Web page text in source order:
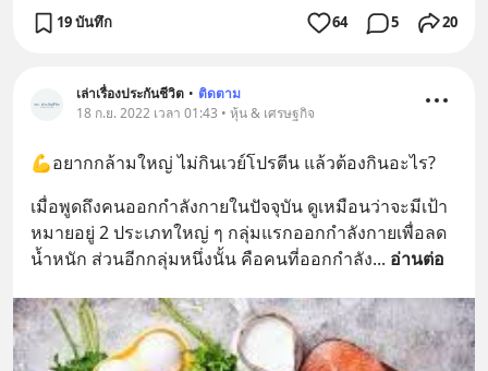
19 บันทึก 64 5 20
เล่าเรื่องประกันชีวิต • ติดตาม
18 ก.ย. 2022 เวลา 01:43 • หุ้น & เศรษฐกิจ
💪อยากกล้ามใหญ่ ไม่กินเวย์โปรตีน แล้วต้องกินอะไร?
เมื่อพูดถึงคนออกกำลังกายในปัจจุบัน ดูเหมือนว่าจะมีเป้า
หมายอยู่ 2 ประเภทใหญ่ ๆ กลุ่มแรกออกกำลังกายเพื่อลด
น้ำหนัก ส่วนอีกกลุ่มหนึ่งนั้น คือคนที่ออกกำลัง... อ่านต่อ